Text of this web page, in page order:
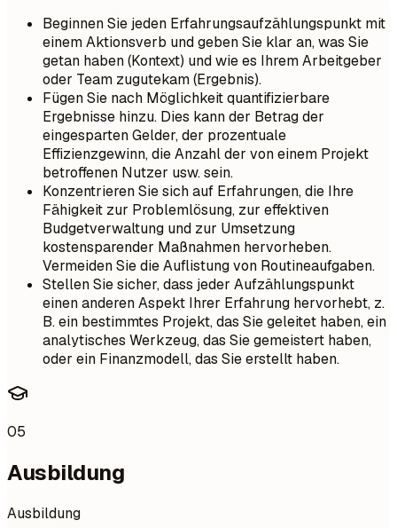
Beginnen Sie jeden Erfahrungsaufzählungspunkt mit
einem Aktionsverb und geben Sie klar an, was Sie
getan haben (Kontext) und wie es Ihrem Arbeitgeber
oder Team zugutekam (Ergebnis).
Fügen Sie nach Möglichkeit quantifizierbare
Ergebnisse hinzu. Dies kann der Betrag der
eingesparten Gelder, der prozentuale
Effizienzgewinn, die Anzahl der von einem Projekt
betroffenen Nutzer usw. sein.
Konzentrieren Sie sich auf Erfahrungen, die Ihre
Fähigkeit zur Problemlösung, zur effektiven
Budgetverwaltung und zur Umsetzung
kostensparender Maßnahmen hervorheben.
Vermeiden Sie die Auflistung von Routineaufgaben.
Stellen Sie sicher, dass jeder Aufzählungspunkt
einen anderen Aspekt Ihrer Erfahrung hervorhebt, z.
B. ein bestimmtes Projekt, das Sie geleitet haben, ein
analytisches Werkzeug, das Sie gemeistert haben,
oder ein Finanzmodell, das Sie erstellt haben.
05
Ausbildung
Ausbildung